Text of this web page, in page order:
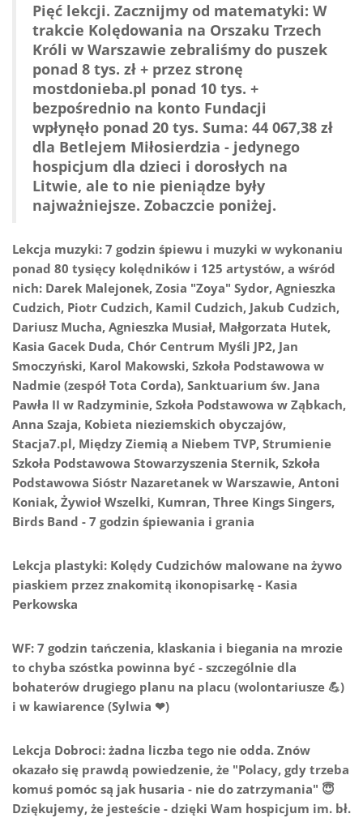
Pięć lekcji. Zacznijmy od matematyki: W
trakcie Kolędowania na Orszaku Trzech
Króli w Warszawie zebraliśmy do puszek
ponad 8 tys. zł + przez stronę
mostdonieba.pl ponad 10 tys. +
bezpośrednio na konto Fundacji
wpłynęło ponad 20 tys. Suma: 44 067,38 zł
dla Betlejem Miłosierdzia - jedynego
hospicjum dla dzieci i dorosłych na
Litwie, ale to nie pieniądze były
najważniejsze. Zobaczcie poniżej.
Lekcja muzyki: 7 godzin śpiewu i muzyki w wykonaniu
ponad 80 tysięcy kolędników i 125 artystów, a wśród
nich: Darek Malejonek, Zosia "Zoya" Sydor, Agnieszka
Cudzich, Piotr Cudzich, Kamil Cudzich, Jakub Cudzich,
Dariusz Mucha, Agnieszka Musiał, Małgorzata Hutek,
Kasia Gacek Duda, Chór Centrum Myśli JP2, Jan
Smoczyński, Karol Makowski, Szkoła Podstawowa w
Nadmie (zespół Tota Corda), Sanktuarium św. Jana
Pawła II w Radzyminie, Szkoła Podstawowa w Ząbkach,
Anna Szaja, Kobieta nieziemskich obyczajów,
Stacja7.pl, Między Ziemią a Niebem TVP, Strumienie
Szkoła Podstawowa Stowarzyszenia Sternik, Szkoła
Podstawowa Sióstr Nazaretanek w Warszawie, Antoni
Koniak, Żywioł Wszelki, Kumran, Three Kings Singers,
Birds Band - 7 godzin śpiewania i grania
Lekcja plastyki: Kolędy Cudzichów malowane na żywo
piaskiem przez znakomitą ikonopisarkę - Kasia
Perkowska
WF: 7 godzin tańczenia, klaskania i biegania na mrozie
to chyba szóstka powinna być - szczególnie dla
bohaterów drugiego planu na placu (wolontariusze 💪)
i w kawiarence (Sylwia ❤)
Lekcja Dobroci: żadna liczba tego nie odda. Znów
okazało się prawdą powiedzenie, że "Polacy, gdy trzeba
komuś pomóc są jak husaria - nie do zatrzymania" 😇
Dziękujemy, że jesteście - dzięki Wam hospicjum im. bł.